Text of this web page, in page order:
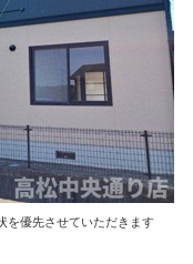
を優先させていただきます